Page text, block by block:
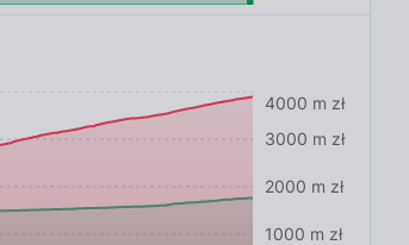
1000 m zł
2000 m zł
3000 m zł
4000 m zł